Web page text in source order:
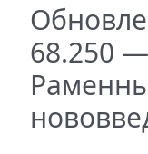
68.250